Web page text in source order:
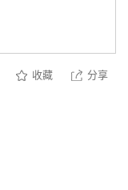
收藏 分享